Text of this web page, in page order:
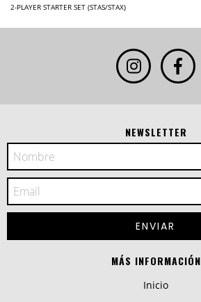
2-PLAYER STARTER SET (STAS/STAX)
NEWSLETTER
MÁS INFORMACIÓN
Inicio